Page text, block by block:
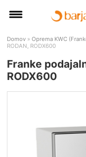
Domov » Oprema KWC
RODAN, RODX600
Franke
RODX600